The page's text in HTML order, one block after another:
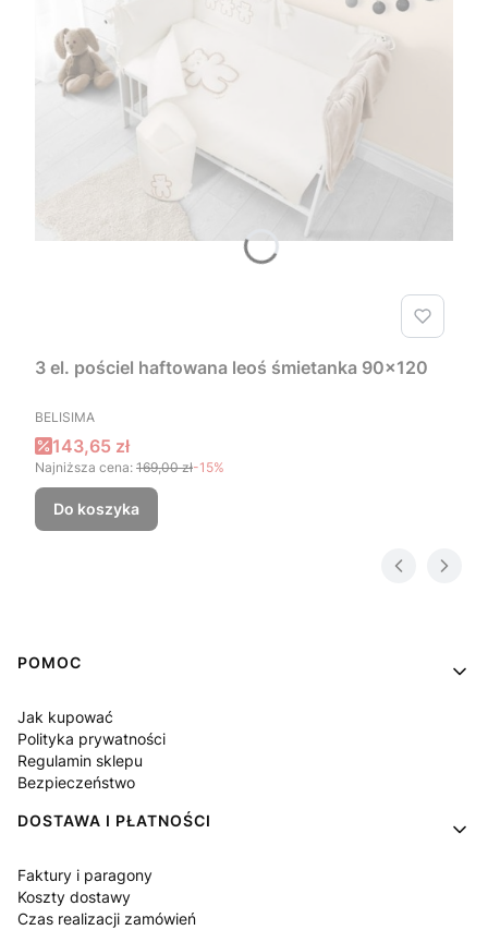
3 el. pościel haftowana leoś śmietanka 90x120
PRODUCENT
BELISIMA
Cena promocyjna
143,65 zł
Najniższa cena: 169,00 zł-15%
Do koszyka
Linki w stopce
POMOC
Jak kupować
Polityka prywatności
Regulamin sklepu
Bezpieczeństwo
DOSTAWA I PŁATNOŚCI
Faktury i paragony
Koszty dostawy
Czas realizacji zamówień